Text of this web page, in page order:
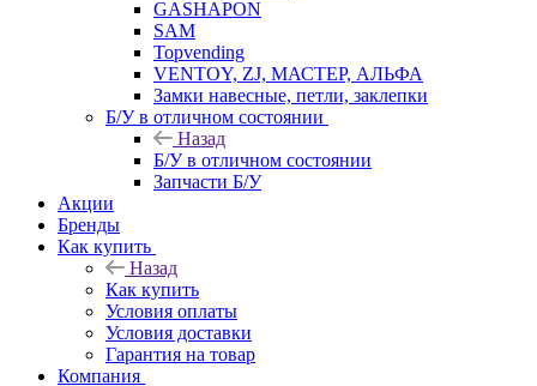
GASHAPON
SAM
Topvending
VENTOY, ZJ, МАСТЕР, АЛЬФА
Замки навесные, петли, заклепки
Б/У в отличном состоянии
Назад
Б/У в отличном состоянии
Запчасти Б/У
Акции
Бренды
Как купить
Назад
Как купить
Условия оплаты
Условия доставки
Гарантия на товар
Компания